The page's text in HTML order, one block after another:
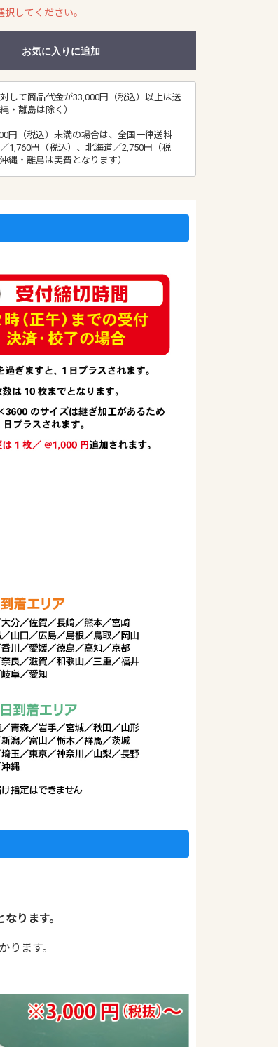
してください。
お気に入りに追加
して商品代金が33,000円（税込）以上は送
・離島は除く）
円（税込）未満の場合は、全国一律送料
／1,760円（税込）、北海道／2,750円（税
縄・離島は実費となります）
ります。
ます。